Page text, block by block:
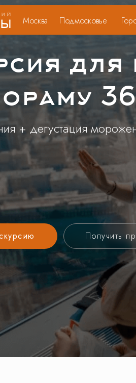
Подмосковье
Москва
+ дегустация
Получить